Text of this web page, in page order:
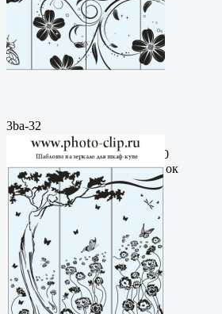
3ba-32
Пескоструйный
рисунокФормат: cdrЦена: 200
руб.Метки: векторный рисунок